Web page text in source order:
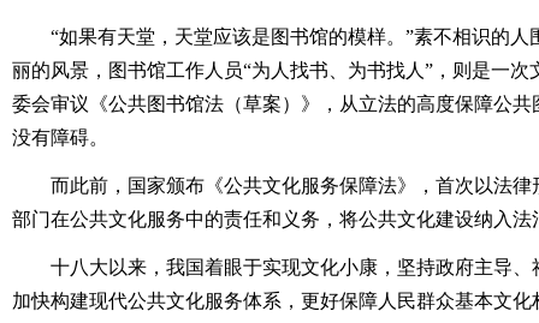
“如果有天堂，天堂应该是图书馆的模样。”素不相识的人
丽的风景，图书馆工作人员“为人找书、为书找人”，则是一
委会审议《公共图书馆法（草案）》，从立法的高度保障公
没有障碍。
而此前，国家颁布《公共文化服务保障法》，首次以法律
部门在公共文化服务中的责任和义务，将公共文化建设纳入法
十八大以来，我国着眼于实现文化小康，坚持政府主导、
加快构建现代公共文化服务体系，更好保障人民群众基本文